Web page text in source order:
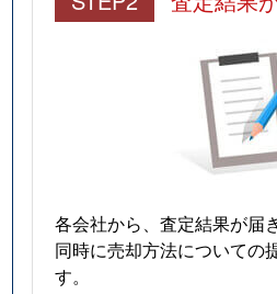
各会社から、査定結果が届
同時に売却方法についての
す。